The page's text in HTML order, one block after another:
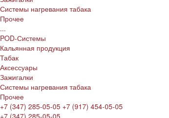
Системы нагревания табака
Прочее
...
POD-Системы
Кальянная продукция
Табак
Аксессуары
Зажигалки
Системы нагревания табака
Прочее
+7 (347) 285-05-05 +7 (917) 454-05-05
+7 (347) 285-05-05